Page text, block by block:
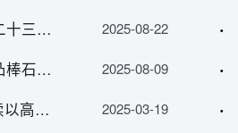
2016年甘肃省黏土矿物应用研究重点实验室开放课题申请指南
【粉体技术网】第五届矿物材料学术与技术交流会暨第二十三届非金属矿加工利用技术交流会在甘肃张掖成功举办 2025-08-22
【甘肃科技报】汇“智”陇原 点“石”成金 第十七届中国凹凸棒石（张掖）高层论坛召开 2025-08-09
【新甘肃·甘肃日报】新突破 新动能 新格局——我省持续以高水平科技创新引领经济社会高质量发展 2025-03-19